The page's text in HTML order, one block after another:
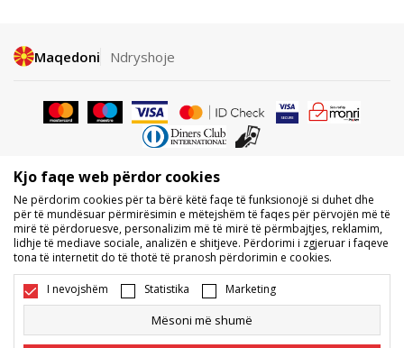
Maqedoni Ndryshoje
Nuk lejohet shkarkimi ose përdorimi i përmbajtjes nga faqet e internetit
të BDS.MK, pjesërisht ose tërësisht, dhe i referohet logove, markave
tregtare, përmbajtjes komerciale, as caktimi i tyre palëve të treta,
publikimi i tyre publikisht ose përdorimi i tyre për ndonjë për qëllime, pa
pëlqimin me shkrim të BDS.MK DOOEL.
Ne përpiqemi të jemi sa më të saktë në përshkrimin e produktit, foton
dhe vetë çmimin, por nuk mund të garantojmë që të gjitha informacionet
të jenë të plota dhe pa gabime. Të gjitha produktet e shfaqura në faqe
janë pjesë e ofertës sonë, por nuk kuptohet që ato duhet të jenë të
disponueshme gjatë gjithë kohës. Disponueshmërinë e produkteve mund
ta kontrolloni edhe në numrin e telefonit 02 3055 222.
Kjo faqe web përdor cookies
Ne përdorim cookies për ta bërë këtë faqe të funksionojë si duhet dhe
për të mundësuar përmirësimin e mëtejshëm të faqes për përvojën më të
mirë të përdoruesve, personalizim më të mirë të përmbajtjes, reklamim,
lidhje të mediave sociale, analizën e shitjeve. Përdorimi i zgjeruar i faqeve
tona të internetit do të thotë të pranosh përdorimin e cookies.
I nevojshëm Statistika Marketing
Mësoni më shumë